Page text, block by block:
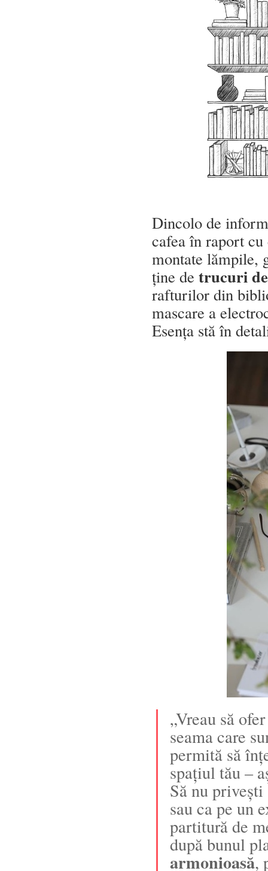
Dincolo de
cafea în raport
montate lămpile,
ține de trucuri
rafturilor din
mascare a
Esența stă în
„Vreau să
seama care
permită să
spațiul tău –
Să nu privești
sau ca pe un
partitură de
după bunul
armonioasă,